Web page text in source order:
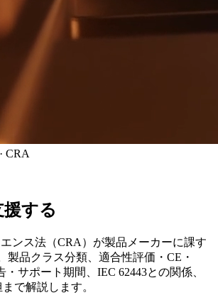
CRA
援する
ンス法（CRA）が製品メーカーに課す
製品クラス分類、適合性評価・CE・
サポート期間、IEC 62443との関係、
で解説します。